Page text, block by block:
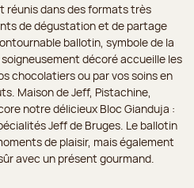
réunis dans des formats très
de dégustation et de partage
ballotin, symbole de la
décoré accueille les
chocolatiers ou par vos soins en
Maison de Jeff, Pistachine,
notre délicieux Bloc Gianduja :
Jeff de Bruges. Le ballotin
de plaisir, mais également
avec un présent gourmand.